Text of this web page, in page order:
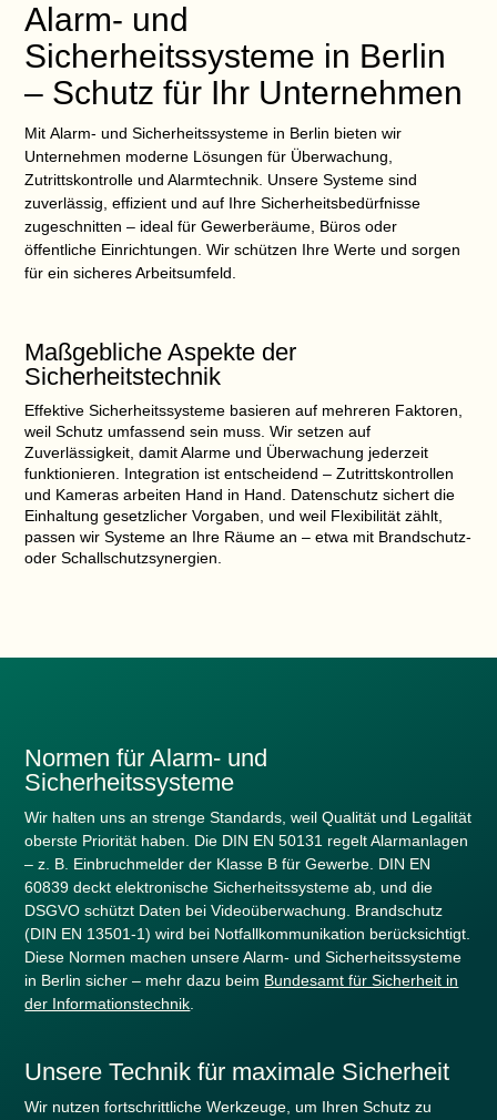
Alarm- und
Sicherheitssysteme in Berlin
– Schutz für Ihr Unternehmen
MitAlarm- und Sicherheitssysteme in Berlin bieten wir
Unternehmen moderne Lösungen für Überwachung,
Zutrittskontrolle und Alarmtechnik. Unsere Systeme sind
zuverlässig, effizient und auf Ihre Sicherheitsbedürfnisse
zugeschnitten – ideal für Gewerberäume, Büros oder
öffentliche Einrichtungen. Wir schützen Ihre Werte und sorgen
für ein sicheres Arbeitsumfeld.
Maßgebliche Aspekte der
Sicherheitstechnik
Effektive Sicherheitssysteme basieren auf mehreren Faktoren,
weil Schutz umfassend sein muss. Wir setzen auf
Zuverlässigkeit , damit Alarme und Überwachung jederzeit
funktionieren. Integration ist entscheidend – Zutrittskontrollen
und Kameras arbeiten Hand in Hand. Datenschutz sichert die
Einhaltung gesetzlicher Vorgaben, und weil Flexibilität zählt,
passen wir Systeme an Ihre Räume an – etwa mit Brandschutz-
oder Schallschutzsynergien.
Normen für Alarm- und
Sicherheitssysteme
Wir halten uns an strenge Standards, weil Qualität und Legalität
oberste Priorität haben. Die DIN EN 50131 regelt Alarmanlagen
– z. B. Einbruchmelder der Klasse B für Gewerbe. DIN EN
60839 deckt elektronische Sicherheitssysteme ab, und die
DSGVO schützt Daten bei Videoüberwachung. Brandschutz
(DIN EN 13501-1) wird bei Notfallkommunikation berücksichtigt.
Diese Normen machen unsere Alarm- und Sicherheitssysteme
in Berlin sicher – mehr dazu beim Bundesamt für Sicherheit in
der Informationstechnik
Unsere Technik für maximale Sicherheit
Wir nutzen fortschrittliche Werkzeuge, um Ihren Schutz zu